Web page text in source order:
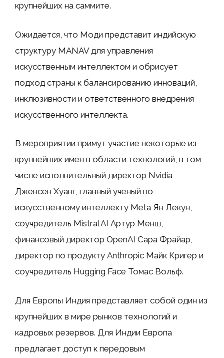
крупнейших на саммите.
Ожидается, что Моди представит индийскую
структуру MANAV для управления
искусственным интеллектом и обрисует
подход страны к балансированию инноваций,
инклюзивности и ответственного внедрения
искусственного интеллекта.
В мероприятии примут участие некоторые из
крупнейших имен в области технологий, в том
числе исполнительный директор Nvidia
Дженсен Хуанг, главный ученый по
искусственному интеллекту Meta Ян Лекун,
соучредитель Mistral AI Артур Менш,
финансовый директор OpenAI Сара Фрайар,
директор по продукту Anthropic Майк Кригер и
соучредитель Hugging Face Томас Вольф.
Для Европы Индия представляет собой один из
крупнейших в мире рынков технологий и
кадровых резервов. Для Индии Европа
предлагает доступ к передовым